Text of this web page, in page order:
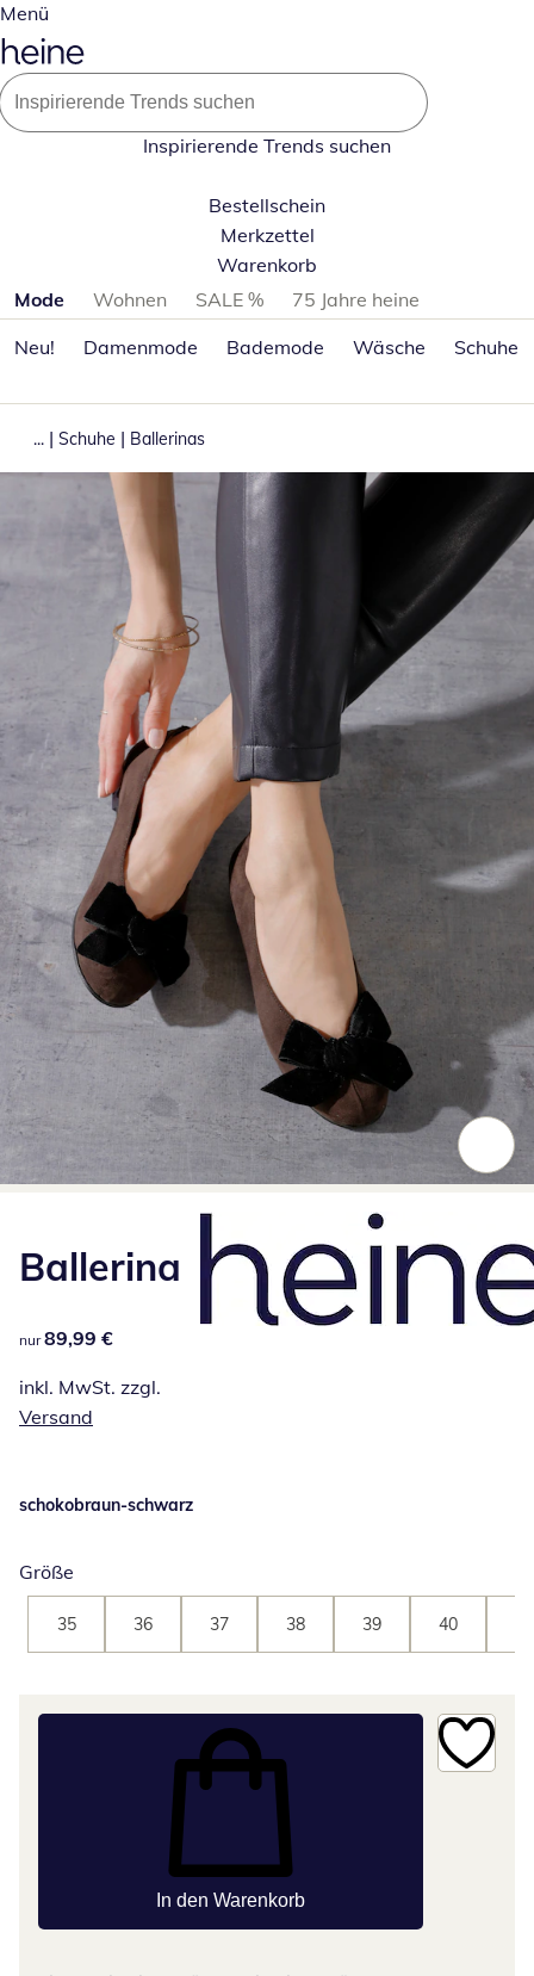
Menü
Inspirierende Trends suchen
Bestellschein
Merkzettel
Warenkorb
Produktkategorien überspringen
Mode Wohnen SALE %
75 Jahre heine
Neu!
Damenmode Bademode Wäsche Schuhe
... | Schuhe | Ballerinas
Ballerina
89,99 €
nur 89,99 €
inkl. MwSt. zzgl.
Versand
schokobraun-schwarz
Größe
35 36 37 38 39 40
In den Warenkorb